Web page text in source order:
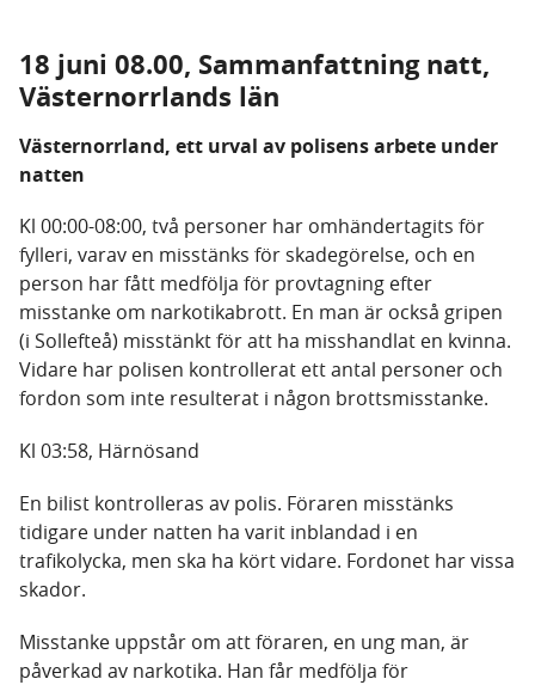
18 juni 08.00, Sammanfattning natt,
Västernorrlands län
Västernorrland, ett urval av polisens arbete under
natten
Kl 00:00-08:00, två personer har omhändertagits för
fylleri, varav en misstänks för skadegörelse, och en
person har fått medfölja för provtagning efter
misstanke om narkotikabrott. En man är också gripen
(i Sollefteå) misstänkt för att ha misshandlat en kvinna.
Vidare har polisen kontrollerat ett antal personer och
fordon som inte resulterat i någon brottsmisstanke.
Kl 03:58, Härnösand
En bilist kontrolleras av polis. Föraren misstänks
tidigare under natten ha varit inblandad i en
trafikolycka, men ska ha kört vidare. Fordonet har vissa
skador.
Misstanke uppstår om att föraren, en ung man, är
påverkad av narkotika. Han får medfölja för